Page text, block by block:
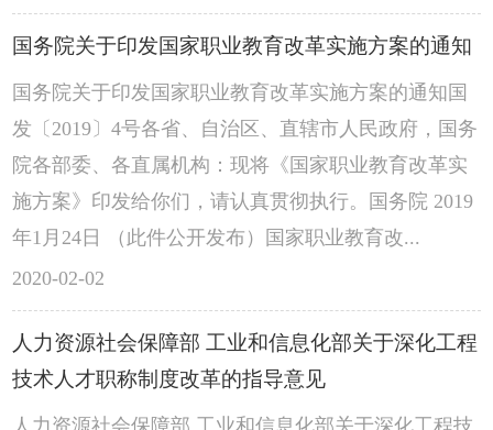
国务院关于印发国家职业教育改革实施方案的通知
国务院关于印发国家职业教育改革实施方案的通知国
发〔2019〕4号各省、自治区、直辖市人民政府，国务
院各部委、各直属机构：现将《国家职业教育改革实
施方案》印发给你们，请认真贯彻执行。国务院 2019
年1月24日 （此件公开发布）国家职业教育改...
2020-02-02
人力资源社会保障部 工业和信息化部关于深化工程
技术人才职称制度改革的指导意见
人力资源社会保障部 工业和信息化部关于深化工程技